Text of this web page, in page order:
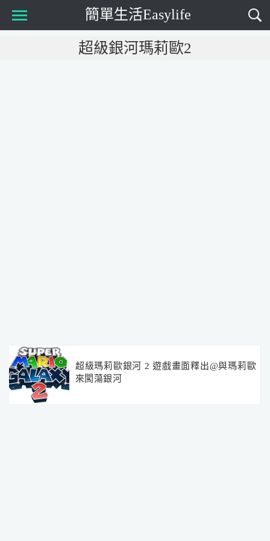
簡單生活Easylife
超級銀河瑪莉歐2
超級瑪莉歐銀河 2 遊戲畫面釋出@與瑪莉歐
來闖蕩銀河